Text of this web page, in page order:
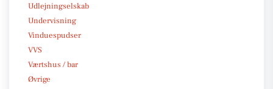
Udlejningselskab
Undervisning
Vinduespudser
VVS
Værtshus / bar
Øvrige